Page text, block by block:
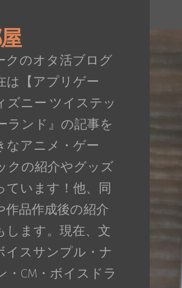
クのオタ活ブログ
は【アプリゲー
ズニー ツイステッ
ランド』の記事を
なアニメ・ゲー
クの紹介やグッズ
ています！他、同
作品作成後の紹介
します。現在、文
イスサンプル・ナ
・CM・ボイスドラ